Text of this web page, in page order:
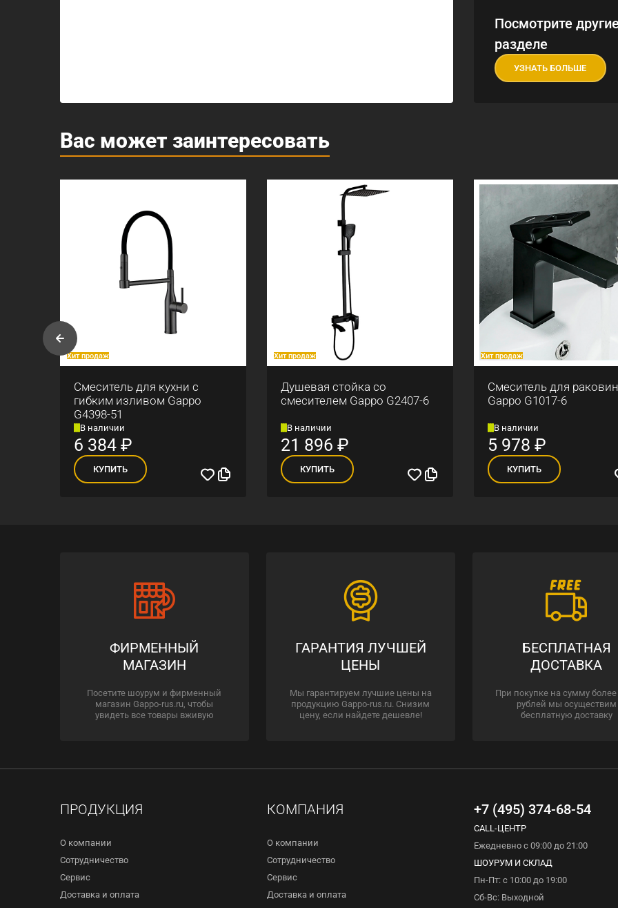
Посмотрите
разделе
УЗНАТЬ БОЛЬШЕ
Вас может заинтересовать
Хит продаж
Смеситель для кухни с
гибким изливом Gappo
G4398-51
В наличии
6 384₽
КУПИТЬ
Хит продаж
Душевая стойка со
смесителем Gappo G2407-6
В наличии
21 896 ₽
КУПИТЬ
Хит продаж
Смеситель для
Gappo G1017-6
В наличии
5 978 ₽
КУПИТЬ
ФИРМЕННЫЙ
МАГАЗИН
Посетите шоурум и фирменный
магазин Gappo-rus.ru, чтобы
увидеть все товары вживую
ГАРАНТИЯ ЛУЧШЕЙ
ЦЕНЫ
Мы гарантируем лучшие цены на
продукцию Gappo-rus.ru. Снизим
цену, если найдете дешевле!
БЕСПЛАТНАЯ
ДОСТАВКА
При покупке на сумму более
рублей мы осуществим
бесплатную доставку
ПРОДУКЦИЯ
О компании
Сотрудничество
Сервис
Доставка и оплата
КОМПАНИЯ
О компании
Сотрудничество
Сервис
Доставка и оплата
+7 (495) 374-68-54
CALL-ЦЕНТР
Ежедневно с 09:00 до 21:00
ШОУРУМ И СКЛАД
Пн-Пт: с 10:00 до 19:00
Сб-Вс: Выходной